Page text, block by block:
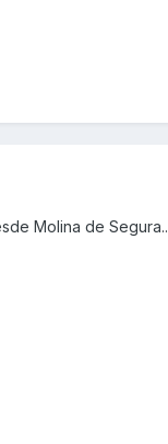
Molina de Segura..